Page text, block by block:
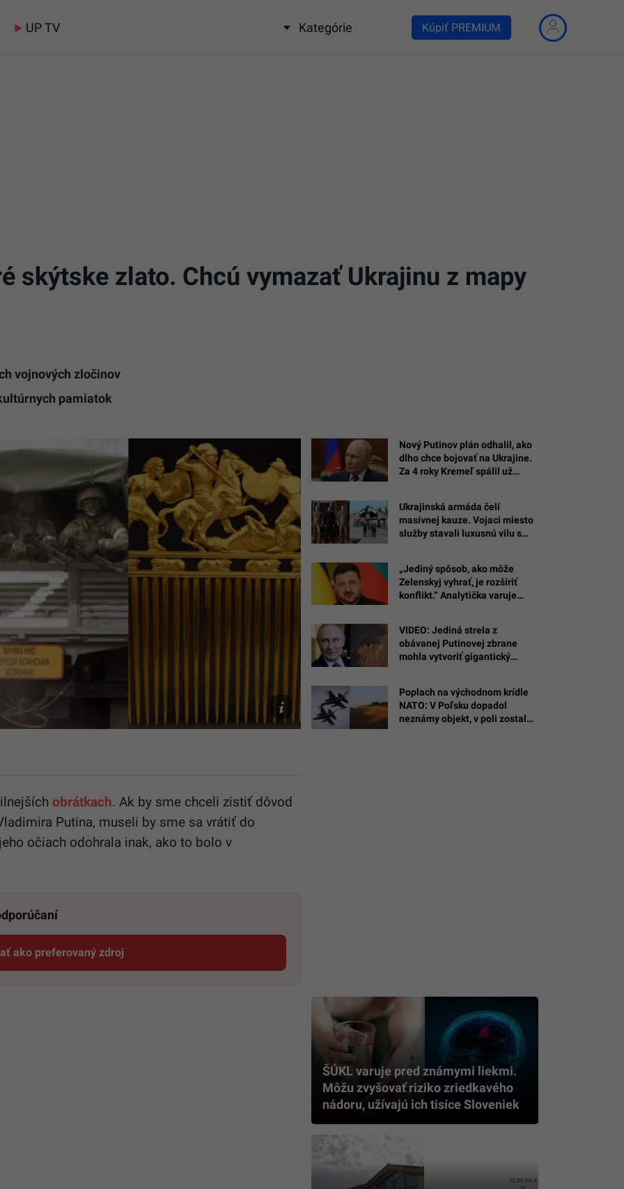
UP TV Kategórie Kúpiť PREMIUM
skýtske zlato. Chcú vymazať Ukrajinu z mapy
vojnových zločinov
pamiatok
Wikimedia
Twitter/Thomas
Sparrow
obrátkach. Ak by sme chceli zistiť dôvod
Putina, museli by sme sa vrátiť do
očiach odohrala inak, ako to bolo v
ako preferovaný zdroj
Startitup, odkaz sa otvorí v novom okne
Nový Putinov plán odhalil, ako
dlho chce bojovať na Ukrajine.
Za 4 roky Kremeľ spálil už
Ukrajinská armáda čelí
masívnej kauze. Vojaci miesto
služby stavali luxusnú vilu s
„Jediný spôsob, ako môže
Zelenskyj vyhrať, je rozšíriť
konflikt.“ Analytička varuje
VIDEO: Jediná strela z
obávanej Putinovej zbrane
mohla vytvoriť gigantický
Poplach na východnom krídle
NATO: V Poľsku dopadol
neznámy objekt, v poli zostal
ŠÚKL varuje pred známymi liekmi.
Môžu zvyšovať riziko zriedkavého
nádoru, užívajú ich tisíce Sloveniek